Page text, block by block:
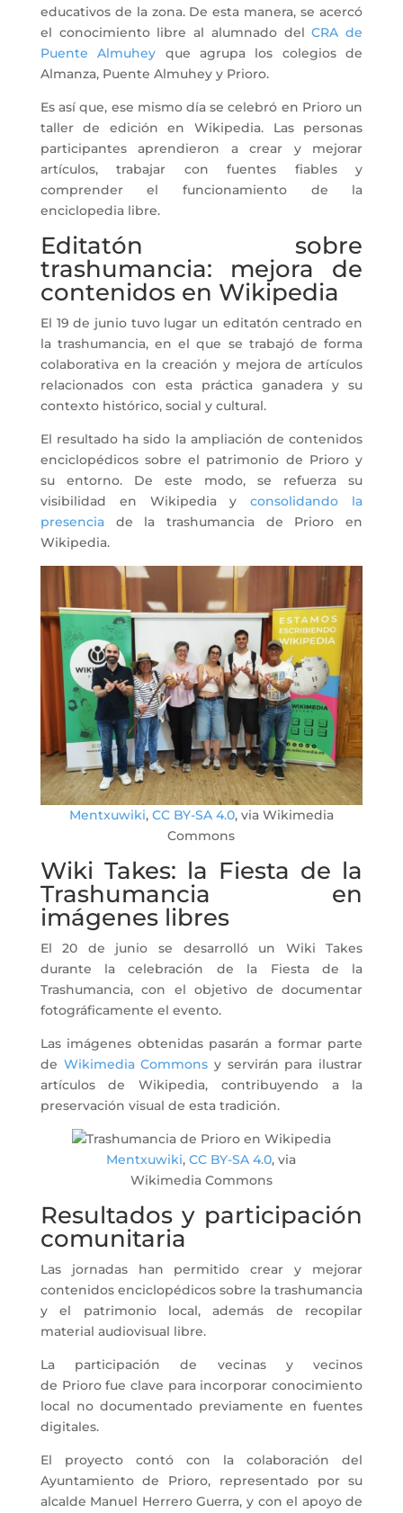
educativos de la zona. De esta manera, se acercó
el conocimiento libre al alumnado delCRA de
Puente Almuhey que agrupa los colegios de
Almanza, Puente Almuhey y Prioro.
Es así que, ese mismo día se celebró en Prioro un
taller de edición en Wikipedia. Las personas
participantes aprendieron a crear y mejorar
artículos, trabajar con fuentes fiables y
comprender el funcionamiento de la
enciclopedia libre.
Editatón sobre
trashumancia: mejora de
contenidos en Wikipedia
El 19 de junio tuvo lugar un editatón centrado en
la trashumancia, en el que se trabajó de forma
colaborativa en la creación y mejora de artículos
relacionados con esta práctica ganadera y su
contexto histórico, social y cultural.
El resultado ha sido la ampliación de contenidos
enciclopédicos sobre el patrimonio de Prioro y
su entorno. De este modo, se refuerza su
visibilidad en Wikipedia yconsolidando la
presenciade la trashumancia de Prioro en
Wikipedia.
Mentxuwiki, CC BY-SA 4.0, via Wikimedia
Commons
Wiki Takes: la Fiesta de la
Trashumancia en
imágenes libres
El 20 de junio se desarrolló un Wiki Takes
durante la celebración de la Fiesta de la
Trashumancia, con el objetivo de documentar
fotográficamente el evento.
Las imágenes obtenidas pasarán a formar parte
de Wikimedia Commons y servirán para ilustrar
artículos de Wikipedia, contribuyendo a la
preservación visual de esta tradición.
Mentxuwiki,CC BY-SA 4.0, via
Wikimedia Commons
Resultados y participación
comunitaria
Las jornadas han permitido crear y mejorar
contenidos enciclopédicos sobre la trashumancia
y el patrimonio local, además de recopilar
material audiovisual libre.
La participación de vecinas y vecinos
de Prioro fue clave para incorporar conocimiento
local no documentado previamente en fuentes
digitales.
El proyecto contó con la colaboración del
Ayuntamiento de Prioro, representado por su
alcalde Manuel Herrero Guerra, y con el apoyo de